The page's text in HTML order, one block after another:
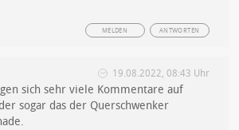
ANTWORTEN
MELDEN
19.08.2022, 08:43 Uhr
sich sehr viele Kommentare auf
sogar das der Querschwenker